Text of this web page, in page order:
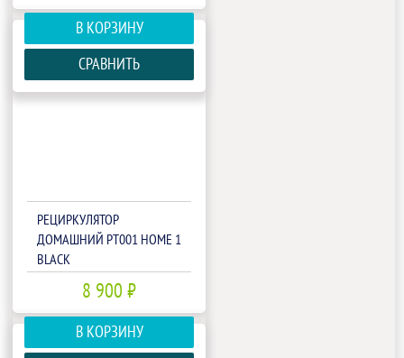
В КОРЗИНУ
СРАВНИТЬ
РЕЦИРКУЛЯТОР
ДОМАШНИЙ РТ001 HOME 1
BLACK
8 900 ₽
В КОРЗИНУ